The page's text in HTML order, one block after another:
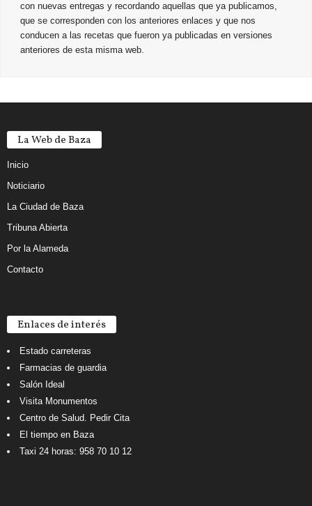
con nuevas entregas y recordando aquellas que ya publicamos,
que se corresponden con los anteriores enlaces y que nos
conducen a las recetas que fueron ya publicadas en versiones
anteriores de esta misma web.
La Web de Baza
Inicio
Noticiario
La Ciudad de Baza
Tribuna Abierta
Por la Alameda
Contacto
Enlaces de interés
Estado carreteras
Farmacias de guardia
Salón Ideal
Visita Monumentos
Centro de Salud. Pedir Cita
El tiempo en Baza
Taxi 24 horas: 958 70 10 12